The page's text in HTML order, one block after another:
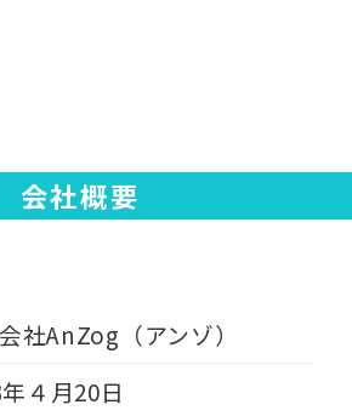
会社概要
社AnZog（アンゾ）
４月20日